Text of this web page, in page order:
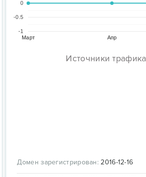
Март Апр
-1
-0.5
0
Источники трафика
Домен зарегистрирован: 2016-12-16